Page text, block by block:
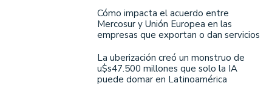
Cómo impacta el acuerdo entre
Mercosur y Unión Europea en las
empresas que exportan o dan servicios
La uberización creó un monstruo de
u$s47.500 millones que solo la IA
puede domar en Latinoamérica